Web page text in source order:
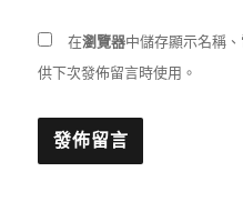
在瀏覽器中儲存顯示名稱
供下次發佈留言時使用。